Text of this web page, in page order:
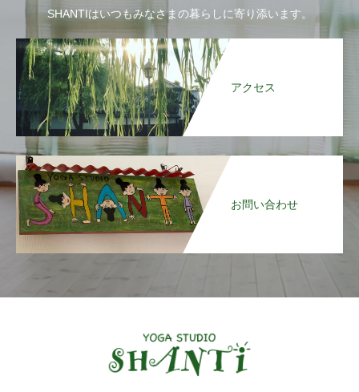
SHANTIはいつもみなさまの暮らしに寄り添います。
アクセス
お問い合わせ